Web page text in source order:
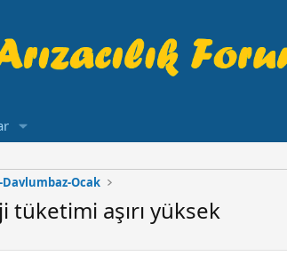
Ocak
tüketimi aşırı yüksek